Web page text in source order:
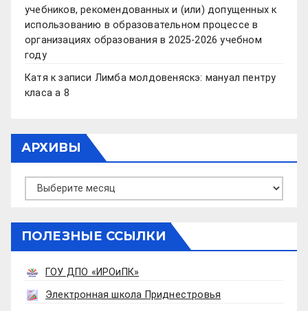
учебников, рекомендованных и (или) допущенных к
использованию в образовательном процессе в
организациях образования в 2025-2026 учебном
году
Катя к записи Лимба молдовеняскэ: мануал пентру
класа а 8
АРХИВЫ
Архивы
ПОЛЕЗНЫЕ ССЫЛКИ
ГОУ ДПО «ИРОиПК»
Электронная школа Приднестровья